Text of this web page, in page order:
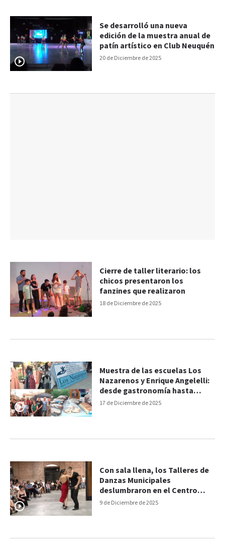
20 de Diciembre de 2025
Se desarrolló una nueva
edición de la muestra anual de
patín artístico en Club Neuquén
18 de Diciembre de 2025
Cierre de taller literario: los
chicos presentaron los
fanzines que realizaron
17 de Diciembre de 2025
Muestra de las escuelas Los
Nazarenos y Enrique Angelelli:
desde gastronomía hasta
moda circular
9 de Diciembre de 2025
Con sala llena, los Talleres de
Danzas Municipales
deslumbraron en el Centro
Cultural Juan L. Ortiz